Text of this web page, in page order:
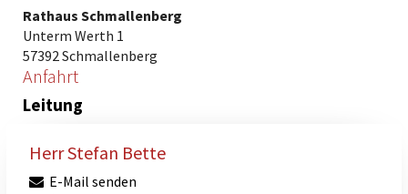
Freizeit & Kultur
Wirtschaft
Rathaus Schmallenberg
Unterm Werth 1
57392 Schmallenberg
Anfahrt
Leitung
Herr Stefan Bette
E-Mail senden